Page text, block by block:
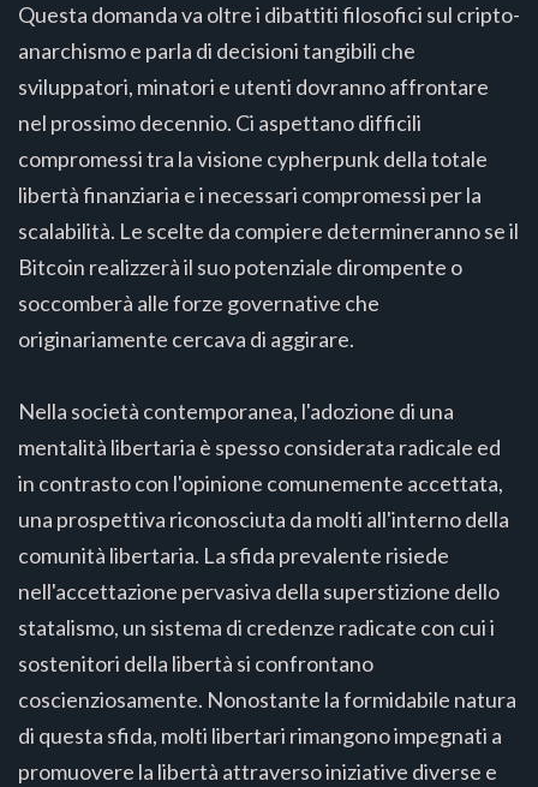
Questa domanda va oltre i dibattiti filosofici sul cripto-
anarchismo e parla di decisioni tangibili che
sviluppatori, minatori e utenti dovranno affrontare
nel prossimo decennio. Ci aspettano difficili
compromessi tra la visione cypherpunk della totale
libertà finanziaria e i necessari compromessi per la
scalabilità. Le scelte da compiere determineranno se il
Bitcoin realizzerà il suo potenziale dirompente o
soccomberà alle forze governative che
originariamente cercava di aggirare.
Nella società contemporanea, l'adozione di una
mentalità libertaria è spesso considerata radicale ed
in contrasto con l'opinione comunemente accettata,
una prospettiva riconosciuta da molti all'interno della
comunità libertaria. La sfida prevalente risiede
nell'accettazione pervasiva della superstizione dello
statalismo, un sistema di credenze radicate con cui i
sostenitori della libertà si confrontano
coscienziosamente. Nonostante la formidabile natura
di questa sfida, molti libertari rimangono impegnati a
promuovere la libertà attraverso iniziative diverse e